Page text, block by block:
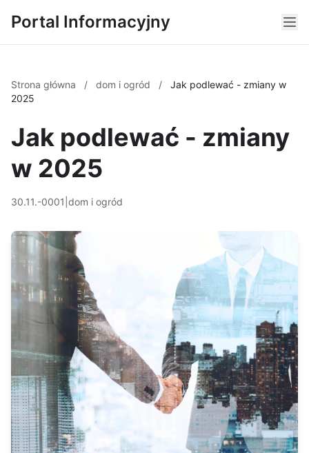
Portal Informacyjny
Strona główna / dom i ogród /
Jak podlewać - zmiany w
2025
Jak podlewać - zmiany
w 2025
30.11.-0001 dom i ogród